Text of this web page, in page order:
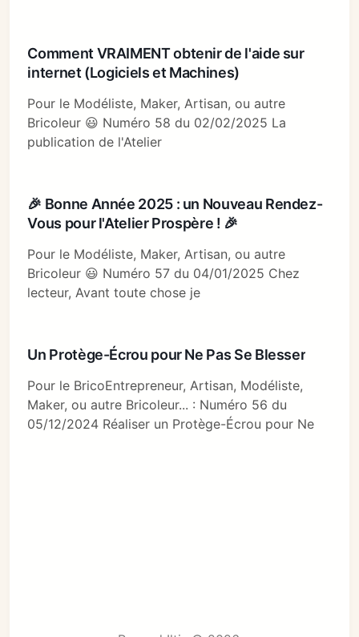
Comment VRAIMENT obtenir de l'aide sur
internet (Logiciels et Machines)
Pour le Modéliste, Maker, Artisan, ou autre
Bricoleur 😃 Numéro 58 du 02/02/2025 La
publication de l'Atelier
🎉 Bonne Année 2025 : un Nouveau Rendez-
Vous pour l'Atelier Prospère ! 🎉
Pour le Modéliste, Maker, Artisan, ou autre
Bricoleur 😃 Numéro 57 du 04/01/2025 Chez
lecteur, Avant toute chose je
Un Protège-Écrou pour Ne Pas Se Blesser
Pour le BricoEntrepreneur, Artisan, Modéliste,
Maker, ou autre Bricoleur... : Numéro 56 du
05/12/2024 Réaliser un Protège-Écrou pour Ne